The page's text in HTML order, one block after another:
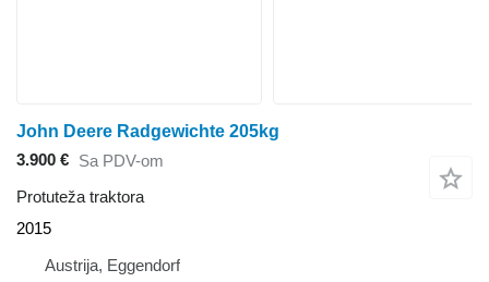
John Deere Radgewichte 205kg
3.900 € Sa PDV-om
Protuteža traktora
2015
Austrija, Eggendorf